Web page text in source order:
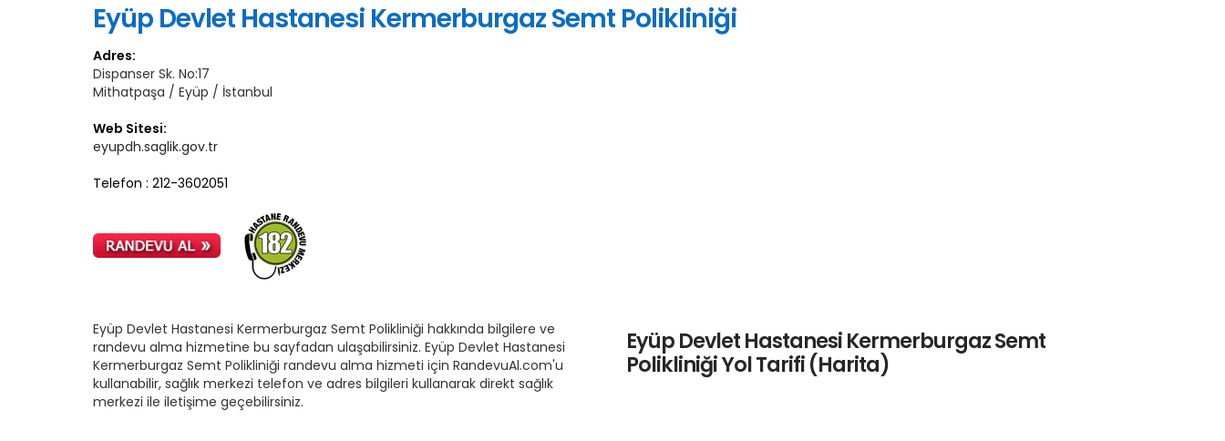
Eyüp Devlet Hastanesi Kermerburgaz Semt Polikliniği
Adres:
Dispanser Sk. No:17
Mithatpaşa / Eyüp / İstanbul
Web Sitesi:
eyupdh.saglik.gov.tr
Telefon : 212-3602051
Eyüp Devlet Hastanesi Kermerburgaz Semt Polikliniği hakkında bilgilere ve
randevu alma hizmetine bu sayfadan ulaşabilirsiniz. Eyüp Devlet Hastanesi
Kermerburgaz Semt Polikliniği randevu alma hizmeti için RandevuAl.com'u
kullanabilir, sağlık merkezi telefon ve adres bilgileri kullanarak direkt sağlık
merkezi ile iletişime geçebilirsiniz.
Eyüp Devlet Hastanesi Kermerburgaz Semt
Polikliniği Yol Tarifi (Harita)